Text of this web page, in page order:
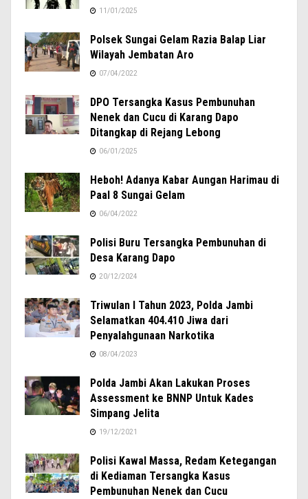
11/01/2025
Polsek Sungai Gelam Razia Balap Liar
Wilayah Jembatan Aro
07/04/2022
DPO Tersangka Kasus Pembunuhan
Nenek dan Cucu di Karang Dapo
Ditangkap di Rejang Lebong
06/01/2025
Heboh! Adanya Kabar Aungan Harimau di
Paal 8 Sungai Gelam
06/04/2022
Polisi Buru Tersangka Pembunuhan di
Desa Karang Dapo
20/12/2024
Triwulan I Tahun 2023, Polda Jambi
Selamatkan 404.410 Jiwa dari
Penyalahgunaan Narkotika
08/04/2023
Polda Jambi Akan Lakukan Proses
Assessment ke BNNP Untuk Kades
Simpang Jelita
19/12/2021
Polisi Kawal Massa, Redam Ketegangan
di Kediaman Tersangka Kasus
Pembunuhan Nenek dan Cucu